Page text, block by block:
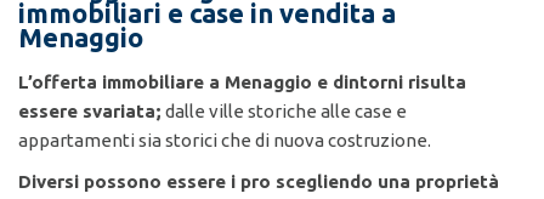
immobiliari e case in vendita a
Menaggio
L’offerta immobiliare a Menaggio e dintorni risulta
essere svariata; dalle ville storiche alle case e
appartamenti sia storici che di nuova costruzione.
Diversi possono essere i pro scegliendo una proprietà